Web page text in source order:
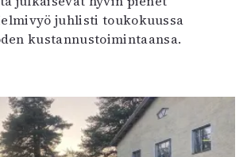
juhlisti toukokuussa
kustannustoimintaansa.